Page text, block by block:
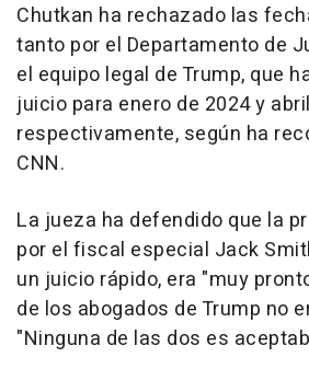
Chutkan ha rechazado las
tanto por el Departamento de
el equipo legal de Trump, que
juicio para enero de 2024 y
respectivamente, según ha
CNN.
La jueza ha defendido que la
por el fiscal especial Jack
un juicio rápido, era "muy
de los abogados de Trump no
"Ninguna de las dos es